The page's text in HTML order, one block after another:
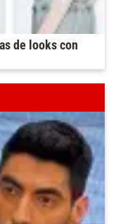
de looks con